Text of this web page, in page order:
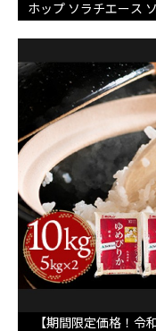
ホップ ソラチエース
【期間限定価格！令